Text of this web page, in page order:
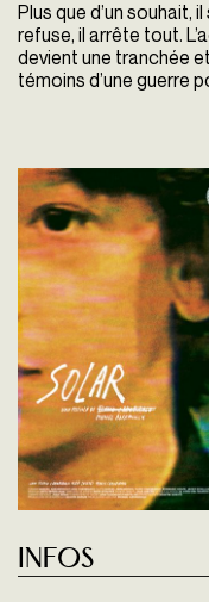
Plus que d’un souhait,
refuse, il arrête tout.
devient une tranchée
témoins d’une guerre
Infos